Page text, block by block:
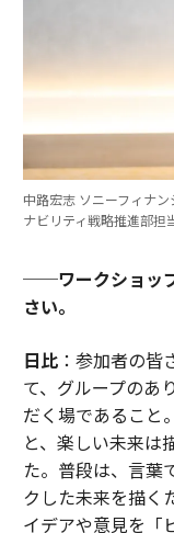
中路宏志 ソニーフィナ
ナビリティ戦略推進部担
──ワークショッ
さい。
日比：参加者の皆
て、グループのあ
だく場であること
と、楽しい未来は
た。普段は、言葉
クした未来を描く
イデアや意見を「